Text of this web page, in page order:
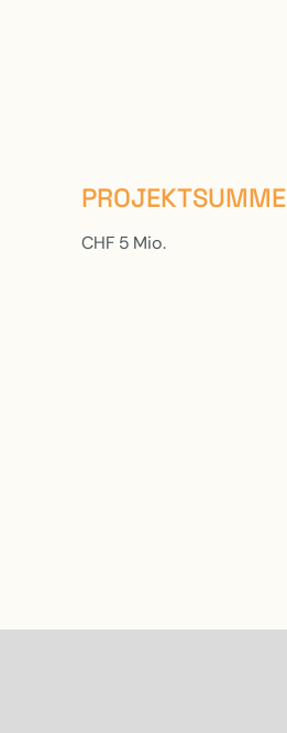
PROJEKTSUMME
CHF 5 Mio.